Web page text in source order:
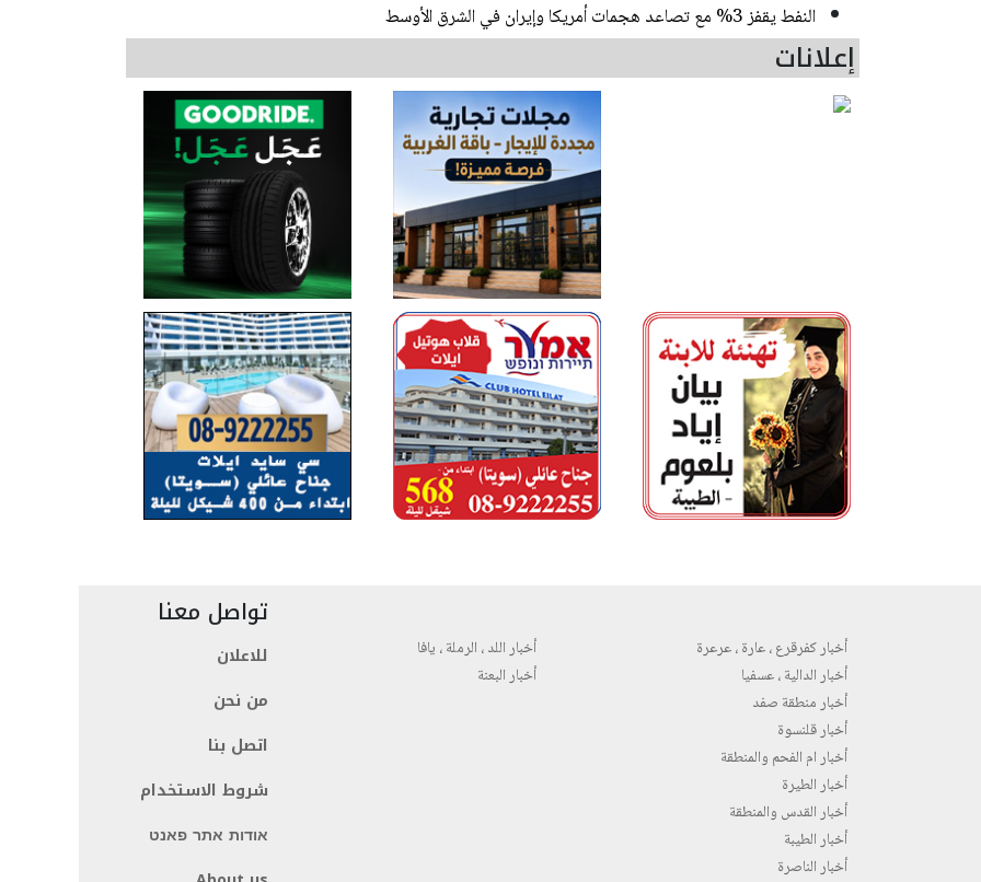
النفط يقفز 3% مع تصاعد هجمات أمريكا وإيران في الشرق الأوسط
إعلانات
أخبار كفرقرع ، عارة ، عرعرة
أخبار الدالية ، عسفيا
أخبار منطقة صفد
أخبار قلنسوة
أخبار ام الفحم والمنطقة
أخبار الطيرة
أخبار القدس والمنطقة
أخبار الطيبة
أخبار الناصرة
أخبار اللد ، الرملة ، يافا
أخبار البعنة
تواصل معنا
للاعلان
من نحن
اتصل بنا
شروط الاستخدام
אודות אתר פאנט